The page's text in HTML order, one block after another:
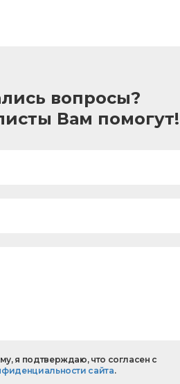
вопросы?
Вам помогут!
я подтверждаю, что согласен с
сайта.